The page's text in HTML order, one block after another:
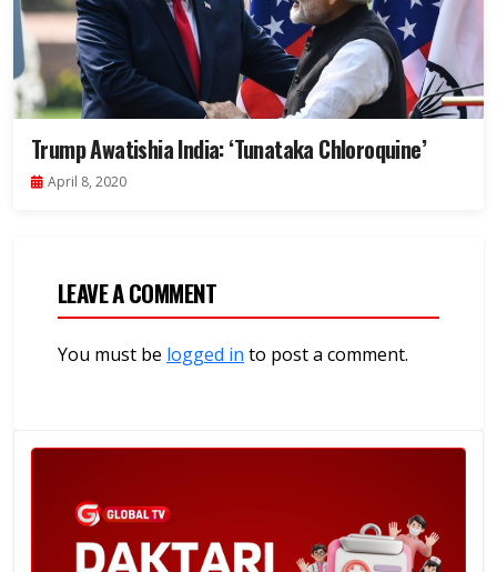
Trump Awatishia India: ‘Tunataka Chloroquine’
April 8, 2020
LEAVE A COMMENT
You must be logged in to post a comment.